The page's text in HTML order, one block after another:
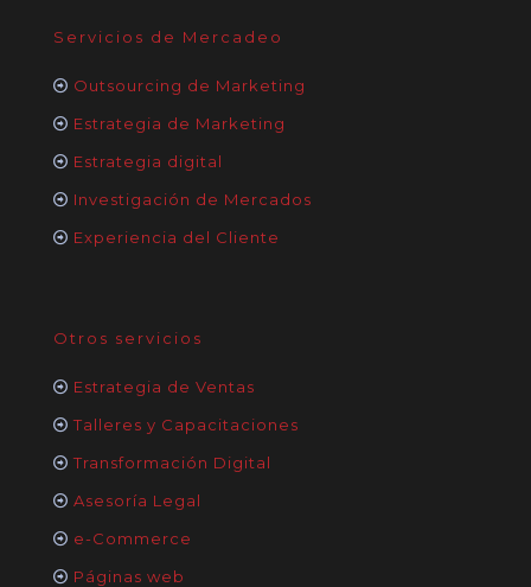
Servicios de Mercadeo
Outsourcing de Marketing
Estrategia de Marketing
Estrategia digital
Investigación de Mercados
Experiencia del Cliente
Otros servicios
Estrategia de Ventas
Talleres y Capacitaciones
Transformación Digital
Asesoría Legal
e-Commerce
Páginas web